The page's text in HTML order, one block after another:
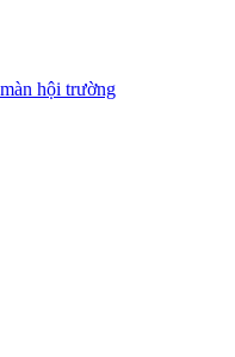
hội trường